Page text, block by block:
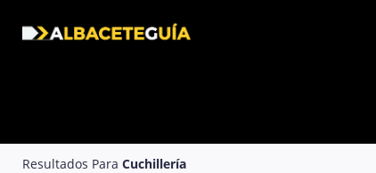
Cuchillería en Albacete
Resultados Para Cuchillería